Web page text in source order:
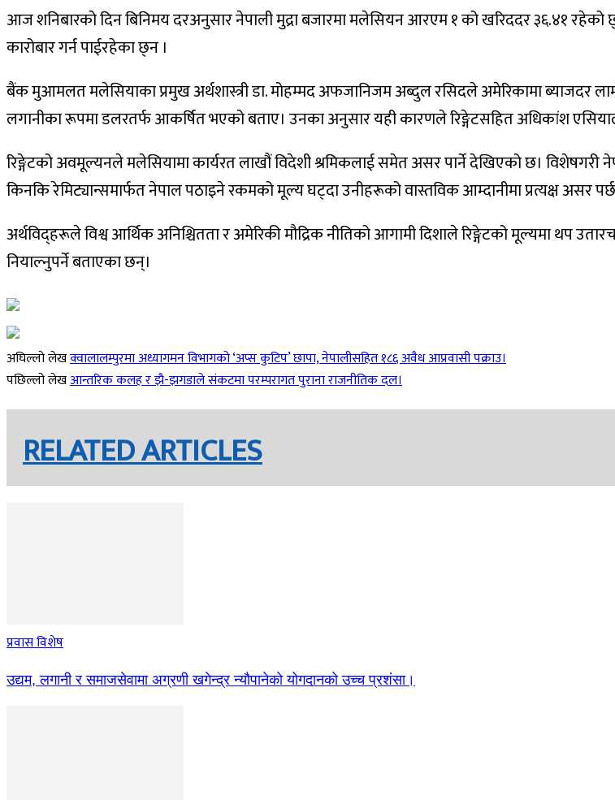
आज शनिबारको दिन बिनिमय दरअनुसार नेपाली मुद्रा बजारमा मलेसियन आरएम १ को खरिददर ३६.४१ रहेको
कारोबार गर्न पाईरहेका छ्न ।
बैंक मुआमलत मलेसियाका प्रमुख अर्थशास्त्री डा. मोहम्मद अफजानिजम अब्दुल रसिदले अमेरिकामा ब्याजदर
लगानीका रूपमा डलरतर्फ आकर्षित भएको बताए। उनका अनुसार यही कारणले रिङ्गेटसहित अधिकांश
रिङ्गेटको अवमूल्यनले मलेसियामा कार्यरत लाखौं विदेशी श्रमिकलाई समेत असर पार्ने देखिएको छ। विशेषगरी
किनकि रेमिट्यान्समार्फत नेपाल पठाइने रकमको मूल्य घट्दा उनीहरूको वास्तविक आम्दानीमा प्रत्यक्ष असर
अर्थविद्हरूले विश्व आर्थिक अनिश्चितता र अमेरिकी मौद्रिक नीतिको आगामी दिशाले रिङ्गेटको मूल्यमा थप
नियाल्नुपर्ने बताएका छन्।
अघिल्लो लेखक्वालालम्पुरमा अध्यागमन विभागको ‘अप्स कुटिप’ छापा, नेपालीसहित १८६ अवैध आप्रवासी पक्राउ।
पछिल्लो लेखआन्तरिक कलह र झै-झगडाले संकटमा परम्परागत पुराना राजनीतिक दल।
RELATED ARTICLES
प्रवास विशेष
उद्यम, लगानी र समाजसेवामा अग्रणी खगेन्द्र न्यौपानेको योगदानको उच्च प्रशंसा।